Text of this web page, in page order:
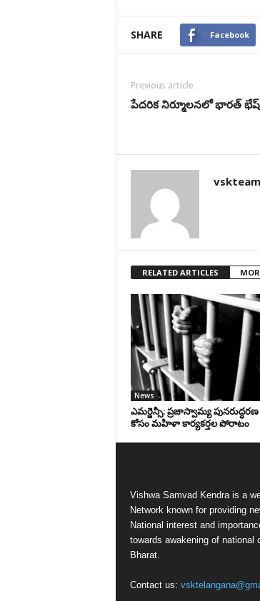
SHARE Facebook
Previous article
పేదరిక నిర్మూలనలో భారత్
vskteam
RELATED ARTICLES
News
ఎమర్జెన్సీ: ప్రజాస్వామ్య పునరుద్ధరణ
కోసం మహిళా కార్యకర్తల పోరాటం
Vishwa Samvad Kendra is a
Network known for providing
National interest and
towards awakening of national
Bharat.
Contact us: